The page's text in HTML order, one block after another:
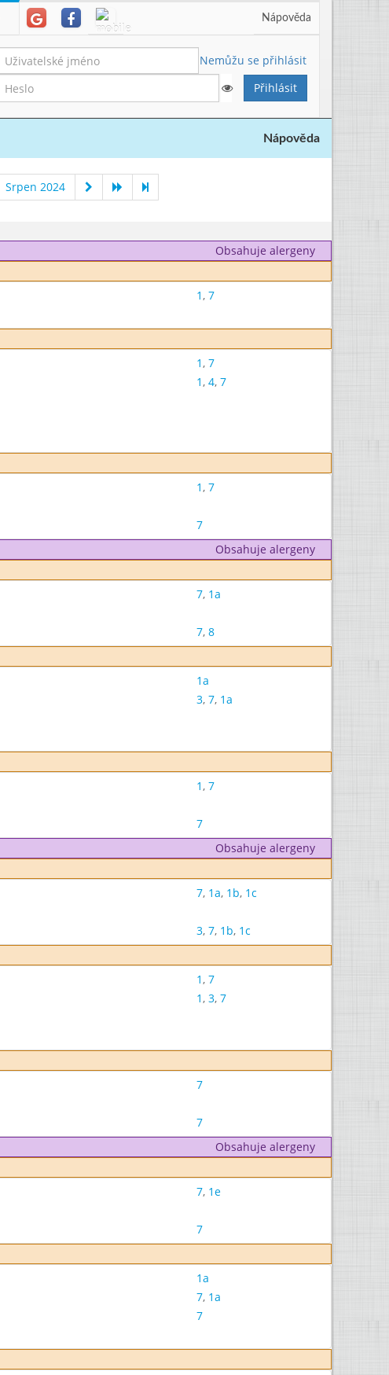
Nápověda
Nemůžu se přihlásit
Nápověda
Srpen 2024
Obsahuje alergeny
1, 7
1, 7
1, 4, 7
1, 7
7
Obsahuje alergeny
7, 1a
7, 8
1a
3, 7, 1a
1, 7
7
Obsahuje alergeny
7, 1a, 1b, 1c
3, 7, 1b, 1c
1, 7
1, 3, 7
7
7
Obsahuje alergeny
7, 1e
7
1a
7, 1a
7